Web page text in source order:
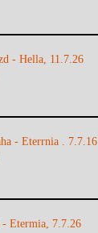
- Hella, 11.7.26
- Eterrnia . 7.7.16
Etermia, 7.7.26